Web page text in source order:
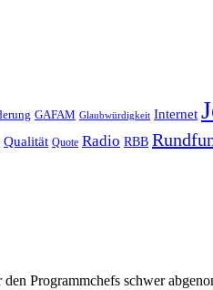
GAFAM Glaubwürdigkeit Internet
Qualität Quote Radio RBB
Programmchefs schwer